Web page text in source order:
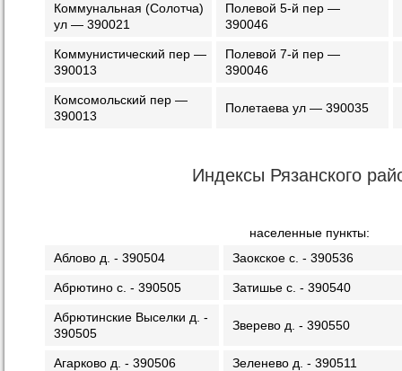
Коммунальная (Солотча)
ул — 390021
Полевой 5-й пер —
390046
Коммунистический пер —
390013
Полевой 7-й пер —
390046
Комсомольский пер —
390013
Полетаева ул — 390035
Индексы Рязанского
населенные пункты:
Аблово д. - 390504
Заокское с. - 390536
Абрютино с. - 390505 Затишье с. - 390540
Абрютинские Выселки д. -
390505
Зверево д. - 390550
Агарково д. - 390506 Зеленево д. - 390511